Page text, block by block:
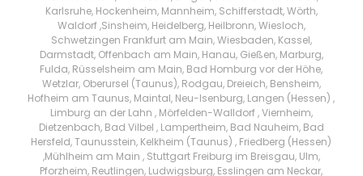
Karlsruhe, Hockenheim, Mannheim, Schifferstadt, Wörth,
Waldorf ,Sinsheim, Heidelberg, Heilbronn, Wiesloch,
Schwetzingen Frankfurt am Main, Wiesbaden, Kassel,
Darmstadt, Offenbach am Main, Hanau, Gießen, Marburg,
Fulda, Rüsselsheim am Main, Bad Homburg vor der Höhe,
Wetzlar, Oberursel (Taunus), Rodgau, Dreieich, Bensheim,
Hofheim am Taunus, Maintal, Neu-Isenburg, Langen (Hessen) ,
Limburg an der Lahn , Mörfelden-Walldorf , Viernheim,
Dietzenbach, Bad Vilbel , Lampertheim, Bad Nauheim, Bad
Hersfeld, Taunusstein, Kelkheim (Taunus) , Friedberg (Hessen)
,Mühlheim am Main , Stuttgart Freiburg im Breisgau, Ulm,
Pforzheim, Reutlingen, Ludwigsburg, Esslingen am Neckar,